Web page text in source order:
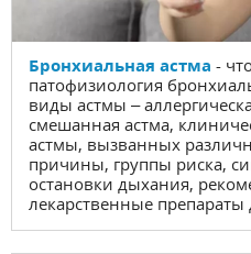
Бронхиальная астма -
патофизиология
виды астмы –
смешанная астма,
астмы, вызванных
причины, группы риска,
остановки дыхания,
лекарственные